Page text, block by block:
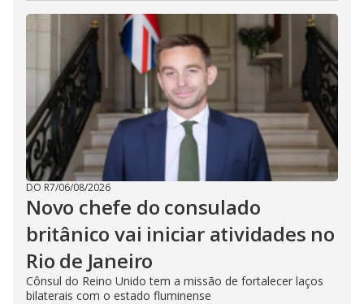
DO R7/06/08/2026
Novo chefe do consulado
britânico vai iniciar atividades no
Rio de Janeiro
Cônsul do Reino Unido tem a missão de fortalecer laços
bilaterais com o estado fluminense